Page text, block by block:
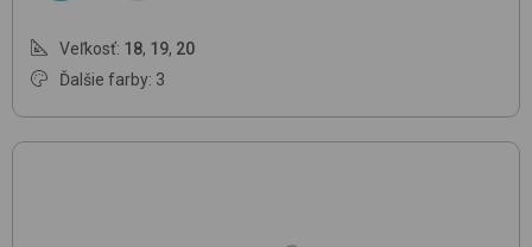
Veľkosť: 18, 19, 20
Ďalšie farby: 3